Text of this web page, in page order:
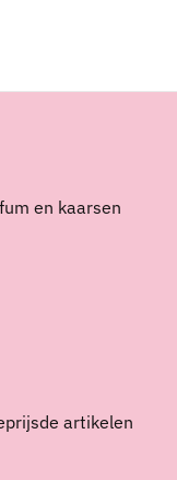
en kaarsen
artikelen